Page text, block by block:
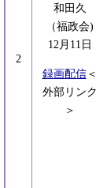
2
和田久
（福政会)
12月11日
録画配信＜
外部リンク
＞